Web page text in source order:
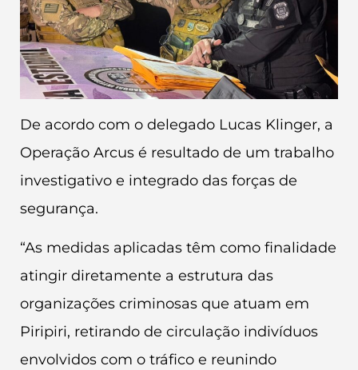
De acordo com o delegado Lucas Klinger, a
Operação Arcus é resultado de um trabalho
investigativo e integrado das forças de
segurança.
“As medidas aplicadas têm como finalidade
atingir diretamente a estrutura das
organizações criminosas que atuam em
Piripiri, retirando de circulação indivíduos
envolvidos com o tráfico e reunindo